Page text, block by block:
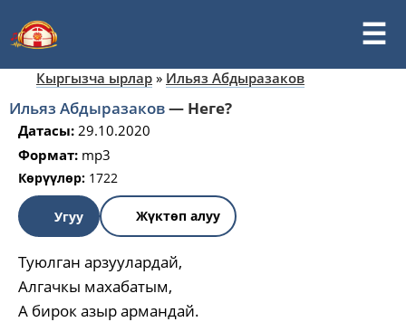
Кыргызча ырлар » Ильяз Абдыразаков
Ильяз Абдыразаков— Неге?
Датасы: 29.10.2020
Формат: mp3
Көрүүлөр: 1722
Угуу Жүктөп алуу
Туюлган арзуулардай,
Алгачкы махабатым,
А бирок азыр армандай.